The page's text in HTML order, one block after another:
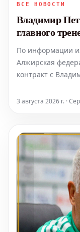
ВСЕ НОВОСТИ
Владимир
главного
По информации
Алжирская
контракт с
спустя всего
3 августа 2026 г. ·